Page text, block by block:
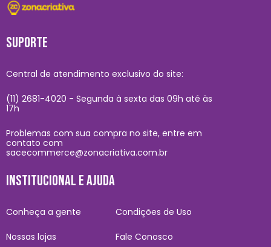
SUPORTE
Central de atendimento exclusivo do site:
(11) 2681-4020 - Segunda à sexta das 09h até às
17h
Problemas com sua compra no site, entre em
contato com
sacecommerce@zonacriativa.com.br
INSTITUCIONAL E AJUDA
Conheça a gente
Nossas lojas
Condições de Uso
Fale Conosco